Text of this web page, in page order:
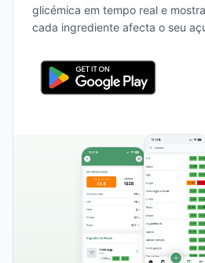
glicémica em tempo real e
cada ingrediente afecta o seu